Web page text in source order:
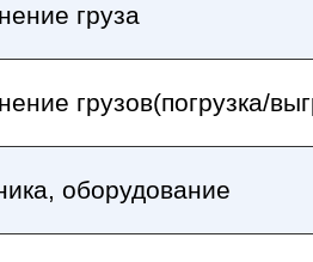
груза
грузов(погрузка/
оборудование